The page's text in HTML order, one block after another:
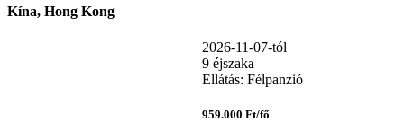
Kína, Hong Kong
2026-11-07-tól
9 éjszaka
Ellátás: Félpanzió
959.000 Ft/fő